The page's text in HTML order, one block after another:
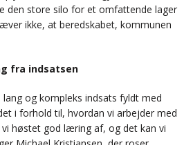
den store silo for et omfattende lager
ikke, at beredskabet, kommunen
fra indsatsen
og kompleks indsats fyldt med
i forhold til, hvordan vi arbejder med
høstet god læring af, og det kan vi